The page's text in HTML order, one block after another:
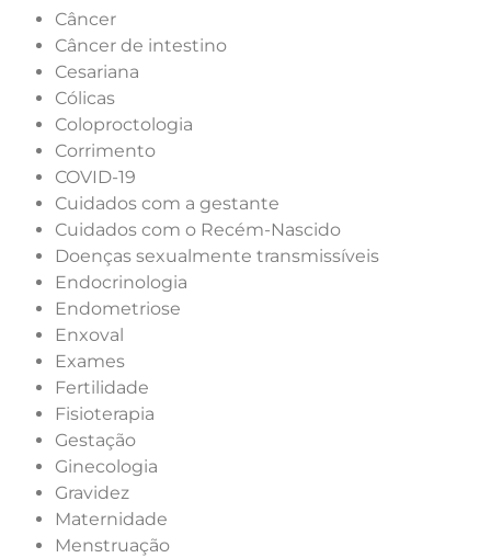
Câncer
Câncer de intestino
Cesariana
Cólicas
Coloproctologia
Corrimento
COVID-19
Cuidados com a gestante
Cuidados com o Recém-Nascido
Doenças sexualmente transmissíveis
Endocrinologia
Endometriose
Enxoval
Exames
Fertilidade
Fisioterapia
Gestação
Ginecologia
Gravidez
Maternidade
Menstruação